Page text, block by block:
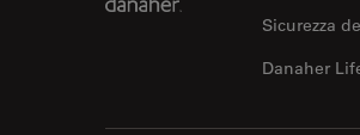
Sicurezza
Danaher